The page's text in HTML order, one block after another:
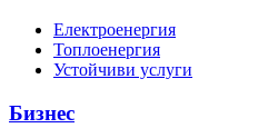
Електроенергия
Топлоенергия
Устойчиви услуги
Бизнес